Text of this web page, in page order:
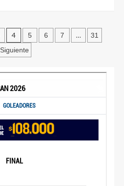
4 5 6 7 …
31
Siguiente